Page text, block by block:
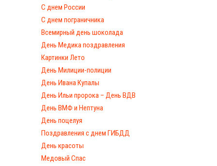
С днем России
С днем пограничника
Всемирный день шоколада
День Медика поздравления
Картинки Лето
День Милиции-полиции
День Ивана Купалы
День Ильи пророка – День ВДВ
День ВМФ и Нептуна
День поцелуя
Поздравления с днем ГИБДД
День красоты
Медовый Спас